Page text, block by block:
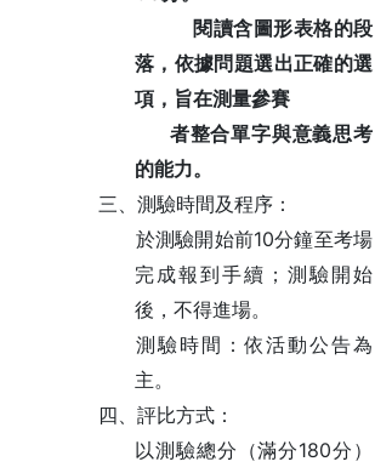
閱讀含圖形表格的段
落，依據問題選出正確的選
項，旨在測量參賽
者整合單字與意義思考
的能力。
三、測驗時間及程序：
於測驗開始前10分鐘至考場
完成報到手續；測驗開始
後，不得進場。
測驗時間：依活動公告為
主。
四、評比方式：
以測驗總分（滿分180分）